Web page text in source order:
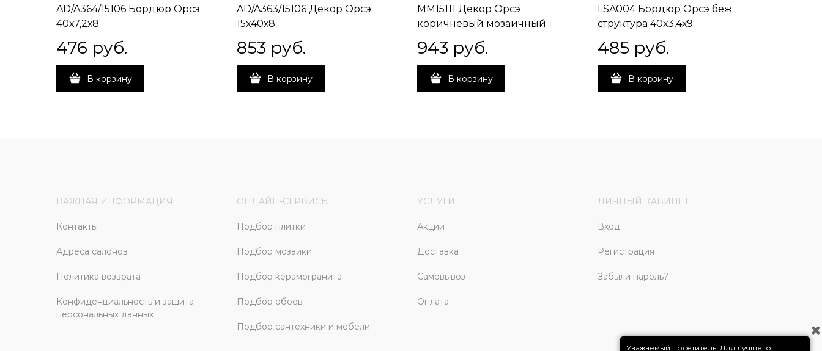
AD/A364/15106 Бордюр Орсэ
40х7,2х8
476 руб.
В корзину
AD/A363/15106 Декор Орсэ
15х40х8
853 руб.
В корзину
MM15111 Декор Орсэ
коричневый мозаичный
943 руб.
В корзину
LSA004 Бордюр Орсэ беж
структура 40х3,4х9
485 руб.
В корзину
ВАЖНАЯ ИНФОРМАЦИЯ
Контакты
Адреса салонов
Политика возврата
Конфиденциальность и защита
персональных данных
ОНЛАЙН-СЕРВИСЫ
Подбор плитки
Подбор мозаики
Подбор керамогранита
Подбор обоев
Подбор сантехники и мебели
УСЛУГИ
Акции
Доставка
Самовывоз
Оплата
ЛИЧНЫЙ КАБИНЕТ
Вход
Регистрация
Забыли пароль?
Уважаемый посетитель! Для лучшего